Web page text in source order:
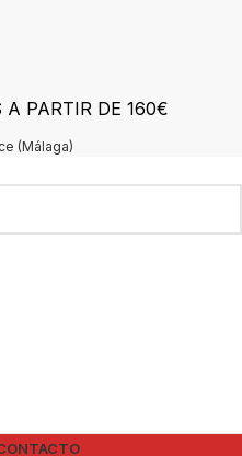
A PARTIR DE 160€
(Málaga)